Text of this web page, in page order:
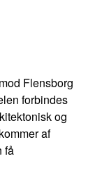
Flensborg
forbindes
og
af
få